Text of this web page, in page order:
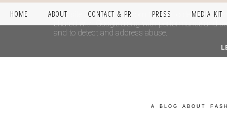
HOME ABOUT CONTACT & PR PRESS MEDIA KIT
A BLOG ABOUT
This site uses cookies from Google to deliver its
shared with Google along with performance and
and to detect and address abuse.